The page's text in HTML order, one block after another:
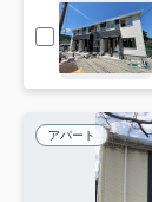
アパート